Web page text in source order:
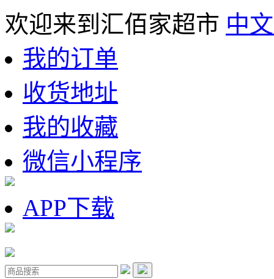
欢迎来到汇佰家超市 中
我的订单
收货地址
我的收藏
微信小程序
APP下载